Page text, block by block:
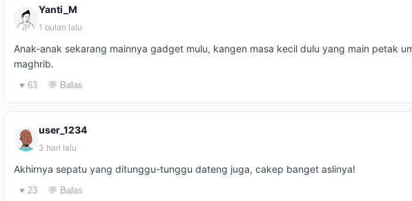
Yanti_M
1 bulan lalu
Anak-anak sekarang mainnya gadget mulu, kangen masa kecil dulu yang main petak
maghrib.
♥ 63 💬 Balas
user_1234
3 hari lalu
Akhirnya sepatu yang ditunggu-tunggu dateng juga, cakep banget aslinya!
♥ 23 💬 Balas